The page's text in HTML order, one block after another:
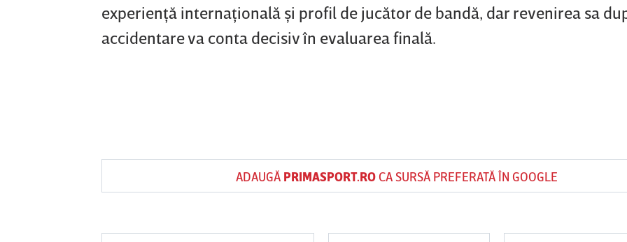
experienţă internaţională şi profil de jucător de bandă, dar revenirea sa
accidentare va conta decisiv în evaluarea finală.
ADAUGĂ PRIMASPORT.ROCA SURSĂ PREFERATĂ ÎN GOOGLE